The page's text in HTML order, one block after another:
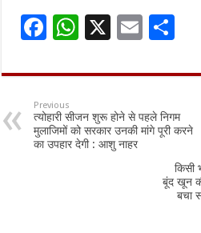
F
e
b
o
o
W
at
p
p
X
E
ai ar
Previous
त्योहारी सीजन शुरू होने से पहले निगम
मुलाजिमों को सरकार उनकी मांगे पूरी करने
का उपहार देगी : आशु नाहर
किसी
बूंद खून
बचा